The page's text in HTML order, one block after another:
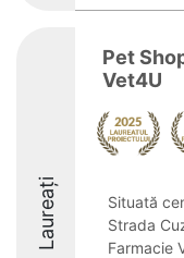
Laureați
Pet
Vet4U
Situată
Strada
Farmacie